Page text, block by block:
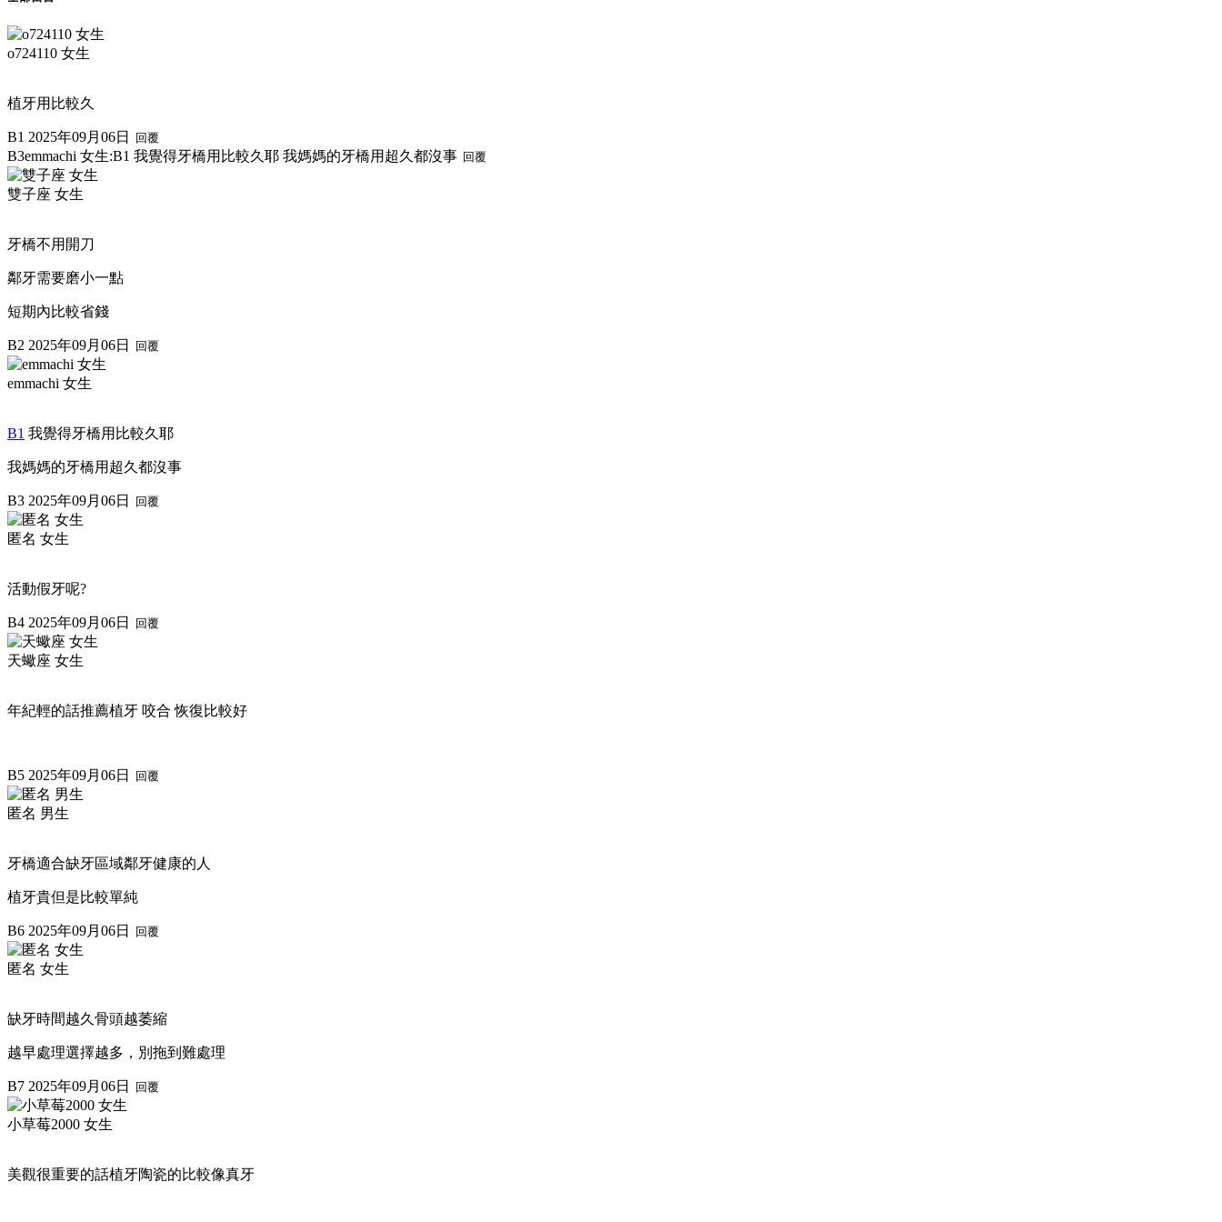
o724110 女生
植牙用比較久
B1 2025年09月06日 回覆
B3emmachi 女生:B1 我覺得牙橋用比較久耶 我媽媽的牙橋用超久都沒事 回覆
雙子座 女生
牙橋不用開刀
鄰牙需要磨小一點
短期內比較省錢
B2 2025年09月06日 回覆
emmachi 女生
B1 我覺得牙橋用比較久耶
我媽媽的牙橋用超久都沒事
B3 2025年09月06日 回覆
匿名 女生
活動假牙呢?
B4 2025年09月06日 回覆
天蠍座 女生
年紀輕的話推薦植牙 咬合 恢復比較好
B5 2025年09月06日 回覆
匿名 男生
牙橋適合缺牙區域鄰牙健康的人
植牙貴但是比較單純
B6 2025年09月06日 回覆
匿名 女生
缺牙時間越久骨頭越萎縮
越早處理選擇越多，別拖到難處理
B7 2025年09月06日 回覆
小草莓2000 女生
美觀很重要的話植牙陶瓷的比較像真牙